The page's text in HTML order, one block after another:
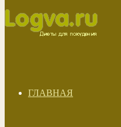
ГЛАВНАЯ